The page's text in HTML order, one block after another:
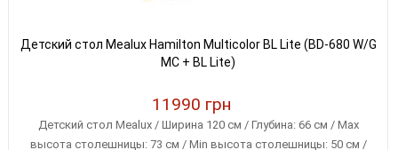
Детский стол Mealux Hamilton Multicolor BL Lite (BD-680 W/G
MC + BL Lite)
11990 грн
Детский стол Mealux / Ширина 120 см / Глубина: 66 см / Max
высота столешницы: 73 см / Min высота столешницы: 50 см /